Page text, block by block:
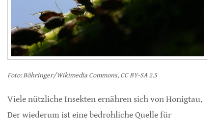
Foto: Böhringer/Wikimedia Commons, CC BY-SA 2.5
Viele nützliche Insekten ernähren sich von Honigtau.
Der wiederum ist eine bedrohliche Quelle für